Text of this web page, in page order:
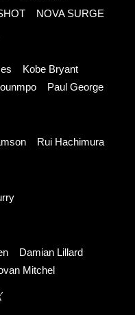
NOVA SURGE
Kobe Bryant
Paul George
Rui Hachimura
Damian Lillard
Mitchel